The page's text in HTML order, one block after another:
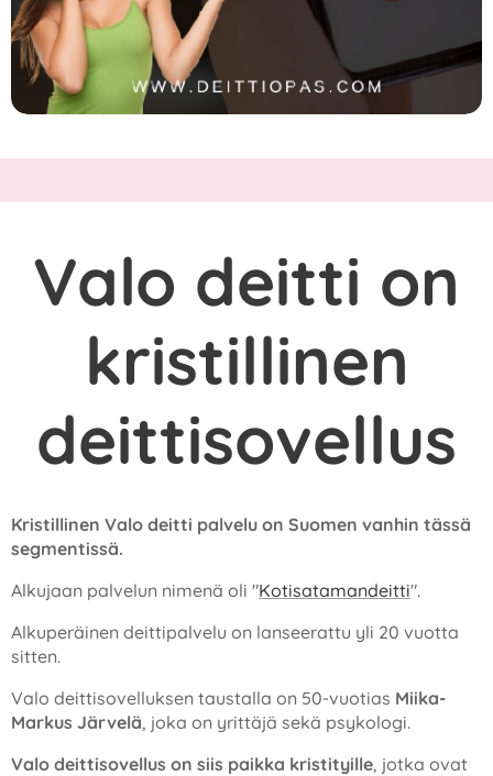
Valo deitti on
kristillinen
deittisovellus
Kristillinen Valo deitti palvelu on Suomen vanhin tässä
segmentissä.
Alkujaan palvelun nimenä oli "Kotisatamandeitti".
Alkuperäinen deittipalvelu on lanseerattu yli 20 vuotta
sitten.
Valo deittisovelluksen taustalla on 50-vuotias Miika-
Markus Järvelä, joka on yrittäjä sekä psykologi.
Valo deittisovellus on siis paikka kristityille, jotka ovat